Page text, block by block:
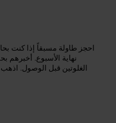
احجز طاولة مسبقاً إذا كنت
نهاية الأسبوع. أخبرهم
الغلوتين قبل الوصول.